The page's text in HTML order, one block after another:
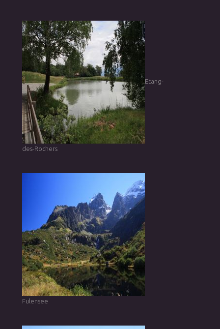
Etang-
des-Rochers
Fulensee